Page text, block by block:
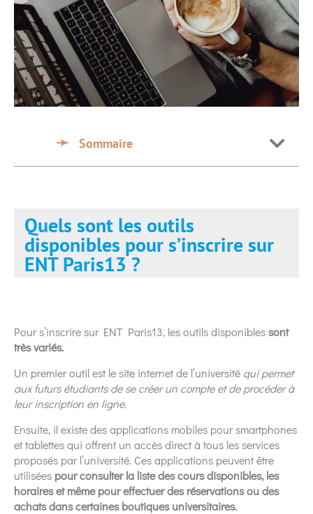
Sommaire
Quels sont les outils
disponibles pour s’inscrire sur
ENT Paris13 ?
Pour s’inscrire sur ENT Paris13, les outils disponiblessont
très variés.
Un premier outil est le site internet de l’université qui permet
aux futurs étudiants de se créer un compte et de procéder à
leur inscription en ligne.
Ensuite, il existe des applications mobiles pour smartphones
et tablettes qui offrent un accès direct à tous les services
proposés par l’université. Ces applications peuvent être
utilisées pour consulter la liste des cours disponibles, les
horaires et même pour effectuer des réservations ou des
achats dans certaines boutiques universitaires.